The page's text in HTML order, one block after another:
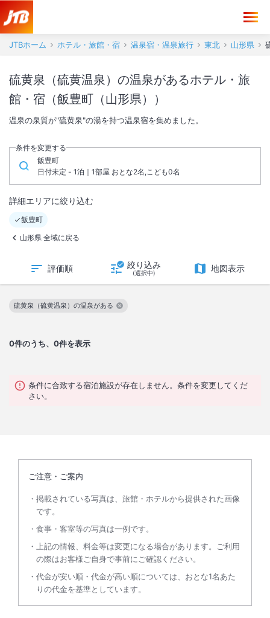
JTBホーム ホテル・旅館・宿 温泉宿・温泉旅行 東北 山形県
硫黄泉（硫黄温泉）の温泉があるホテル・旅
館・宿（飯豊町（山形県））
温泉の泉質が"硫黄泉"の湯を持つ温泉宿を集めました。
条件を変更する
飯豊町
日付未定 - 1泊｜1部屋 おとな2名,こども0名
詳細エリアに絞り込む
飯豊町
山形県 全域に戻る
評価順 絞り込み
(選択中) 地図表示
0件のうち、0件を表示
硫黄泉（硫黄温泉）の温泉がある
この絞り込み条件を解除
条件に合致する宿泊施設が存在しません。条件を変更してくだ
さい。
ご注意・ご案内
掲載されている写真は、旅館・ホテルから提供された画像
です。
食事・客室等の写真は一例です。
上記の情報、料金等は変更になる場合があります。ご利用
の際はお客様ご自身で事前にご確認ください。
代金が安い順・代金が高い順については、おとな1名あた
りの代金を基準としています。